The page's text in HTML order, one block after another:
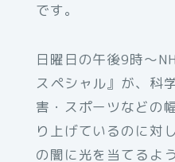
です。
日曜日の午後9時～
スペシャル』が、科
害・スポーツなどの
り上げているのに対
の闇に光を当てるよ